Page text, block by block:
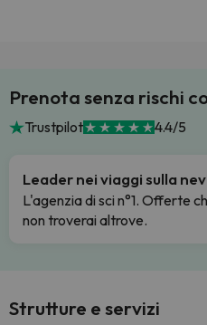
Prenota senza rischi
Trustpilot 4.4/5
Leader nei viaggi sulla
L'agenzia di sci n°1. Offerte
non troverai altrove.
Strutture e servizi